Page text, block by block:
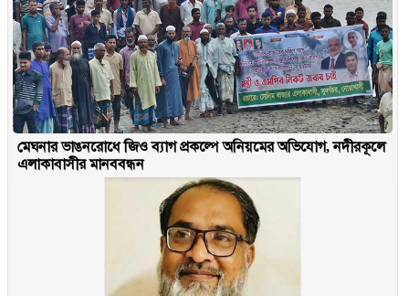
মেঘনার ভাঙনরোধে জিও ব্যাগ প্রকল্পে অনিয়মের অভিযোগ, নদীরকূলে
এলাকাবাসীর মানববন্ধন